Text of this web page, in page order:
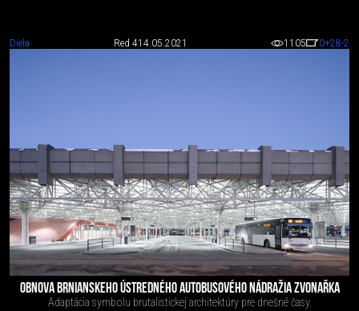
Diela Red 414.05.2021 1105 0+28-2
OBNOVA BRNIANSKEHO ÚSTREDNÉHO AUTOBUSOVÉHO NÁDRAŽIA ZVONAŘKA
Adaptácia symbolu brutalistickej architektúry pre dnešné časy.